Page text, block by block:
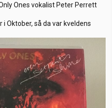
Ones vokalist Peter Perrett
i Oktober, så da var kveldens